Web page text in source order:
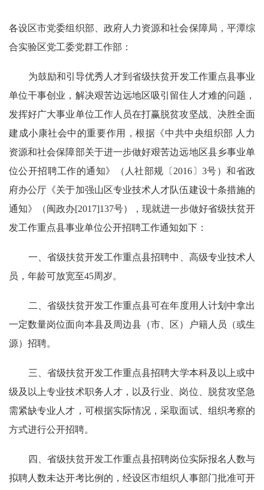
各设区市党委组织部、政府人力资源和社会保障局，平潭综
合实验区党工委党群工作部：
为鼓励和引导优秀人才到省级扶贫开发工作重点县事业
单位干事创业，解决艰苦边远地区吸引留住人才难的问题，
发挥好广大事业单位工作人员在打赢脱贫攻坚战、决胜全面
建成小康社会中的重要作用，根据 《中共中央组织部 人力
资源和社会保障部关于进一步做好艰苦边远地区县乡事业单
位公开招聘工作的通知》（人社部规〔 2016 〕 3号）和省政
府办公厅《关于加强山区专业技术人才队伍建设十条措施的
通知》（闽政办[2017]137号），现就进一步做好省级扶贫开
发工作重点县事业单位公开招聘工作通知如下：
一、省级扶贫开发工作重点县招聘中、高级专业技术人
员，年龄可放宽至45周岁。
二、省级扶贫开发工作重点县可在年度用人计划中拿出
一定数量岗位面向本县及周边县（市、区）户籍人员（或生
源）招聘。
三、省级扶贫开发工作重点县招聘大学本科及以上或中
级及以上专业技术职务人才，以及行业、岗位、脱贫攻坚急
需紧缺专业人才，可根据实际情况，采取面试、组织考察的
方式进行公开招聘。
四、省级扶贫开发工作重点县招聘岗位实际报名人数与
拟聘人数未达开考比例的，经设区市组织人事部门批准可开